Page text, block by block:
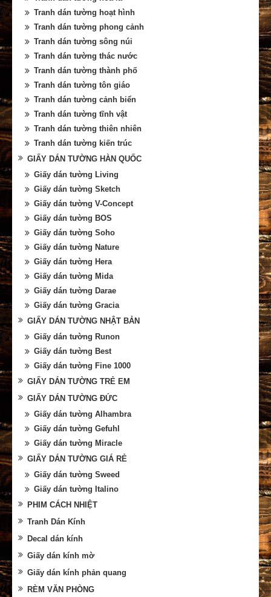
Tranh dán tường hoạt hình
Tranh dán tường phong cảnh
Tranh dán tường sông núi
Tranh dán tường thác nước
Tranh dán tường thành phố
Tranh dán tường tôn giáo
Tranh dán tường cảnh biển
Tranh dán tường tĩnh vật
Tranh dán tường thiên nhiên
Tranh dán tường kiến trúc
GIẤY DÁN TƯỜNG HÀN QUỐC
Giấy dán tường Living
Giấy dán tường Sketch
Giấy dán tường V-Concept
Giấy dán tường BOS
Giấy dán tường Soho
Giấy dán tường Nature
Giấy dán tường Hera
Giấy dán tường Mida
Giấy dán tường Darae
Giấy dán tường Gracia
GIẤY DÁN TƯỜNG NHẬT BẢN
Giấy dán tường Runon
Giấy dán tường Best
Giấy dán tường Fine 1000
GIẤY DÁN TƯỜNG TRẺ EM
GIẤY DÁN TƯỜNG ĐỨC
Giấy dán tường Alhambra
Giấy dán tường Gefuhl
Giấy dán tường Miracle
GIẤY DÁN TƯỜNG GIÁ RẺ
Giấy dán tường Sweed
Giấy dán tường Italino
PHIM CÁCH NHIỆT
Tranh Dán Kính
Decal dán kính
Giấy dán kính mờ
Giấy dán kính phản quang
RÈM VĂN PHÒNG